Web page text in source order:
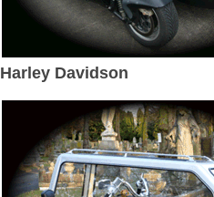
Harley Davidson